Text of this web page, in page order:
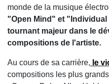
monde de la musique
"Open Mind" et
tournant majeur dans le
compositions de l'artiste.
Au cours de sa carrière, le
compositions les plus